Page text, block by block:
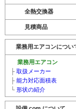
全熱交換器
見積商品
業務用エアコンについ
業務用エアコン
├ 取扱メーカー
├ 能力対応面積表
└ 形状の紹介